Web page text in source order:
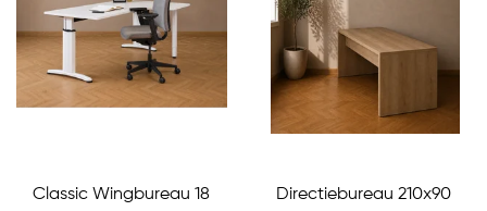
Classic Wingbureau 18
Directiebureau 210x90